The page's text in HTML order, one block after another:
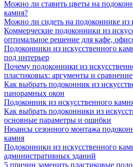
Можно ли ставить цветы на
камня?
Можно ли сидеть на подоконнике из
Коммерческие подоконники из
оптимальное решение для кафе,
Подоконники из искусственного
под интерьер
Почему подоконники из
пластиковых: аргументы и сравнение
Как выбрать подоконник из
панорамных окон
Подоконник из искусственного
Как выбрать подоконники из
основные параметры и ошибки
Нюансы сезонного монтажа
камня
Подоконники из искусственного
административных зданий
5 причин заменить пластиковые